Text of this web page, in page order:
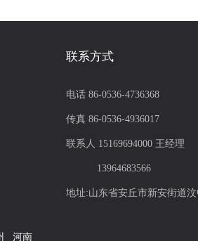
联系方式
电话 86-0536-4736368
传真 86-0536-4936017
联系人 15169694000 王经理
13964683566
地址:山东省安丘市新安街道
河南